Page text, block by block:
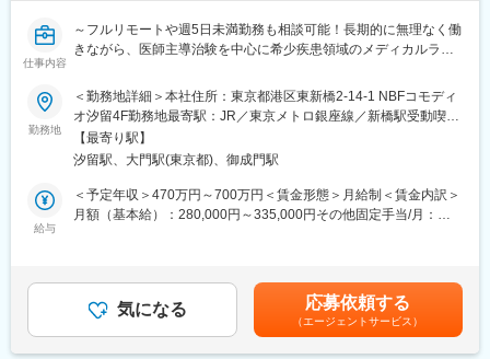
■臨床試験の国際化が急速に進む現在、グローバル・スタディに対
応できることが必須となっています。英語でコミュニケーション
提案やリーダーシップが求められています。既に当社ではグロー
バル･スタディ経験のあるスタッフが350名を超え、さらなるグロ
ーバル対応力強化のために社内研修プログラムの充実を図ってい
ます。また、社内組織体制もグローバル・スタディを専属で実施
IH（In-House）-CRAも配置しています。
法人を通じて、モニタリング等の治験業務も提供いたします。
仕事内容
～フルリモートや週5日未満勤務も相談可能！長期的に無理なく働
きながら、医師主導治験を中心に希少疾患領域のメディカルライ
ン！～
【業務内容】
◇医薬品・医療機器等の臨床開発に係る文書作成
・治験実施計画書
・治験総括報告書
・論文作成や文献検索 等
答作成など）
勤務地
＜勤務地詳細＞本社住所：東京都港区東新橋2-14-1 NBFコモディ
オ汐留4F勤務地最寄駅：JR／東京メトロ銀座線／新橋駅受動喫煙
対策：屋内全面禁煙変更の範囲：会社の定める事業所（リモート
ワーク含む）
【最寄り駅】
汐留駅、大門駅(東京都)、御成門駅
給与
＜予定年収＞470万円～700万円＜賃金形態＞月給制＜賃金内訳＞
月額（基本給）：280,000円～335,000円その他固定手当/月：
す。月給(月額)は固定手当を含めた表記です。
気になる 応募依頼する
（エージェントサービス）